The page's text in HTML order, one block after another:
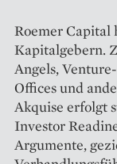
Roemer Capital
Kapitalgebern.
Angels,
Offices und
Akquise erfolgt
Investor
Argumente,